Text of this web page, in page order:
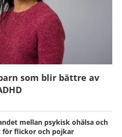
som blir bättre av
mellan psykisk ohälsa och
flickor och pojkar